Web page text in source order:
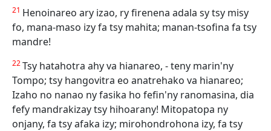
21 Henoinareo ary izao, ry firenena adala sy tsy misy
fo, mana-maso izy fa tsy mahita; manan-tsofina fa tsy
mandre!
22Tsy hatahotra ahy va hianareo, - teny marin'ny
Tompo; tsy hangovitra eo anatrehako va hianareo;
Izaho no nanao ny fasika ho fefin'ny ranomasina, dia
fefy mandrakizay tsy hihoarany! Mitopatopa ny
onjany, fa tsy afaka izy; mirohondrohona izy, fa tsy